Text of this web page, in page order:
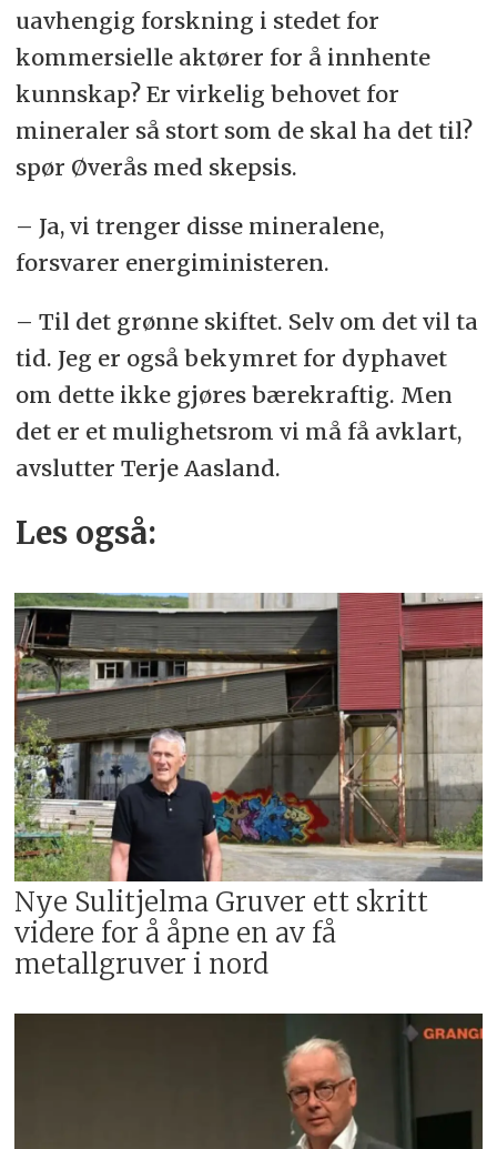
uavhengig forskning i stedet for
kommersielle aktører for å innhente
kunnskap? Er virkelig behovet for
mineraler så stort som de skal ha det til?
spør Øverås med skepsis.
– Ja, vi trenger disse mineralene,
forsvarer energiministeren.
– Til det grønne skiftet. Selv om det vil ta
tid. Jeg er også bekymret for dyphavet
om dette ikke gjøres bærekraftig. Men
det er et mulighetsrom vi må få avklart,
avslutter Terje Aasland.
Les også:
Nye Sulitjelma Gruver ett skritt
videre for å åpne en av få
metallgruver i nord